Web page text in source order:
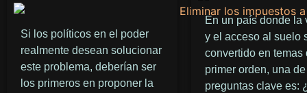
Si los políticos en el poder
realmente desean solucionar
este problema, deberían ser
los primeros en proponer la
En un país donde la
y el acceso al suelo
convertido en temas
primer orden, una
preguntas clave es: